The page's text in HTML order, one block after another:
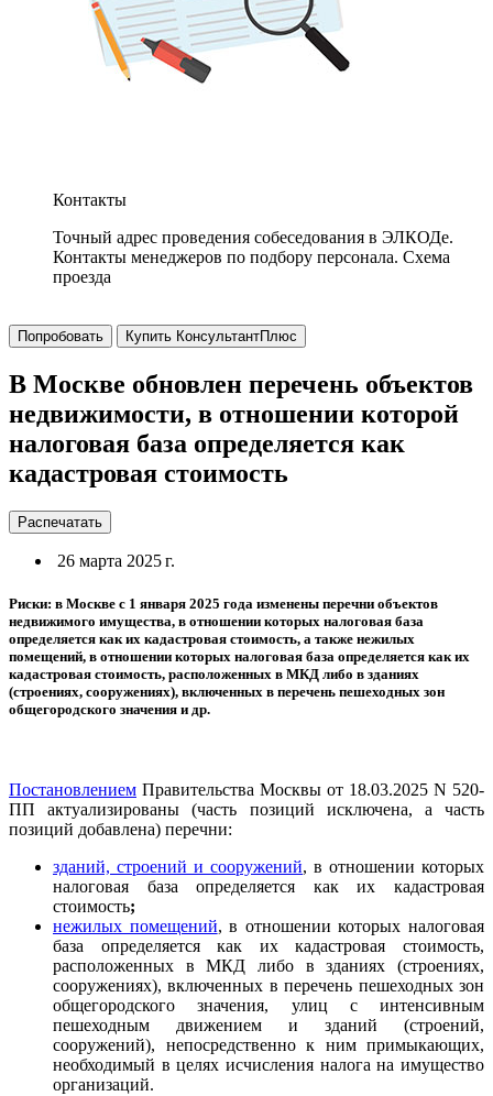
Контакты
Точный адрес проведения собеседования в ЭЛКОДе.
Контакты менеджеров по подбору персонала. Схема
проезда
Попробовать Купить КонсультантПлюс
В Москве обновлен перечень объектов
недвижимости, в отношении которой
налоговая база определяется как
кадастровая стоимость
Распечатать
26 марта 2025 г.
Риски: в Москве с 1 января 2025 года изменены перечни объектов
недвижимого имущества, в отношении которых налоговая база
определяется как их кадастровая стоимость, а также нежилых
помещений, в отношении которых налоговая база определяется как их
кадастровая стоимость, расположенных в МКД либо в зданиях
(строениях, сооружениях), включенных в перечень пешеходных зон
общегородского значения и др.
Постановлением Правительства Москвы от 18.03.2025 N 520-
ПП актуализированы (часть позиций исключена, а часть
позиций добавлена) перечни:
зданий, строений и сооружений, в отношении которых
налоговая база определяется как их кадастровая
стоимость;
нежилых помещений, в отношении которых налоговая
база определяется как их кадастровая стоимость,
расположенных в МКД либо в зданиях (строениях,
сооружениях), включенных в перечень пешеходных зон
общегородского значения, улиц с интенсивным
пешеходным движением и зданий (строений,
сооружений), непосредственно к ним примыкающих,
необходимый в целях исчисления налога на имущество
организаций.